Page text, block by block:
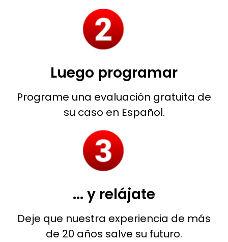
Luego programar
Programe una evaluación gratuita de
su caso en Español.
... y relájate
Deje que nuestra experiencia de más
de 20 años salve su futuro.